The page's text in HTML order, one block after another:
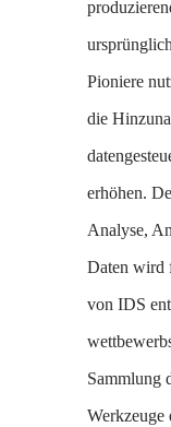
Pioniere
die
erhöhen.
Analyse,
Daten wird
von IDS
Sammlung
Werkzeuge